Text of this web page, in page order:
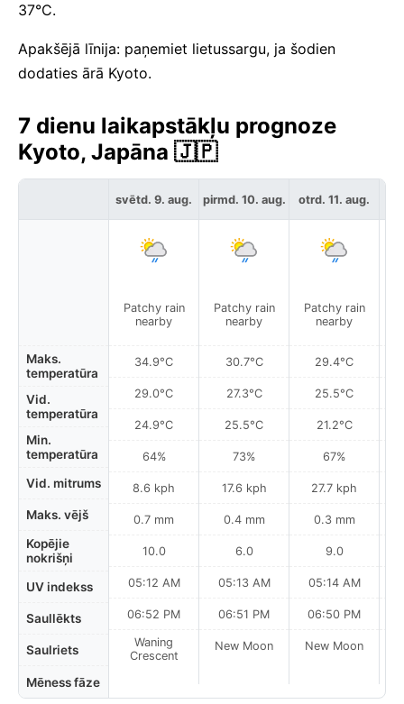
37°C.
Apakšējā līnija: paņemiet lietussargu, ja šodien
dodaties ārā Kyoto.
7 dienu laikapstākļu prognoze
Kyoto, Japāna 🇯🇵
Maks.
temperatūra
Vid.
temperatūra
Min.
temperatūra
Vid. mitrums
Maks. vējš
Kopējie
nokrišņi
UV indekss
Saullēkts
Saulriets
Mēness fāze
svētd. 9. aug.
Patchy rain
nearby
34.9°C
29.0°C
24.9°C
64%
8.6 kph
0.7 mm
10.0
05:12 AM
06:52 PM
Waning
Crescent
pirmd. 10. aug.
Patchy rain
nearby
30.7°C
27.3°C
25.5°C
73%
17.6 kph
0.4 mm
6.0
05:13 AM
06:51 PM
New Moon
otrd. 11. aug.
Patchy rain
nearby
29.4°C
25.5°C
21.2°C
67%
27.7 kph
0.3 mm
9.0
05:14 AM
06:50 PM
New Moon